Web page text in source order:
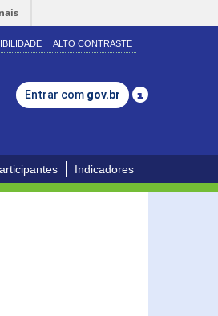
ALTO CONTRASTE
Entrar com gov.br
Indicadores